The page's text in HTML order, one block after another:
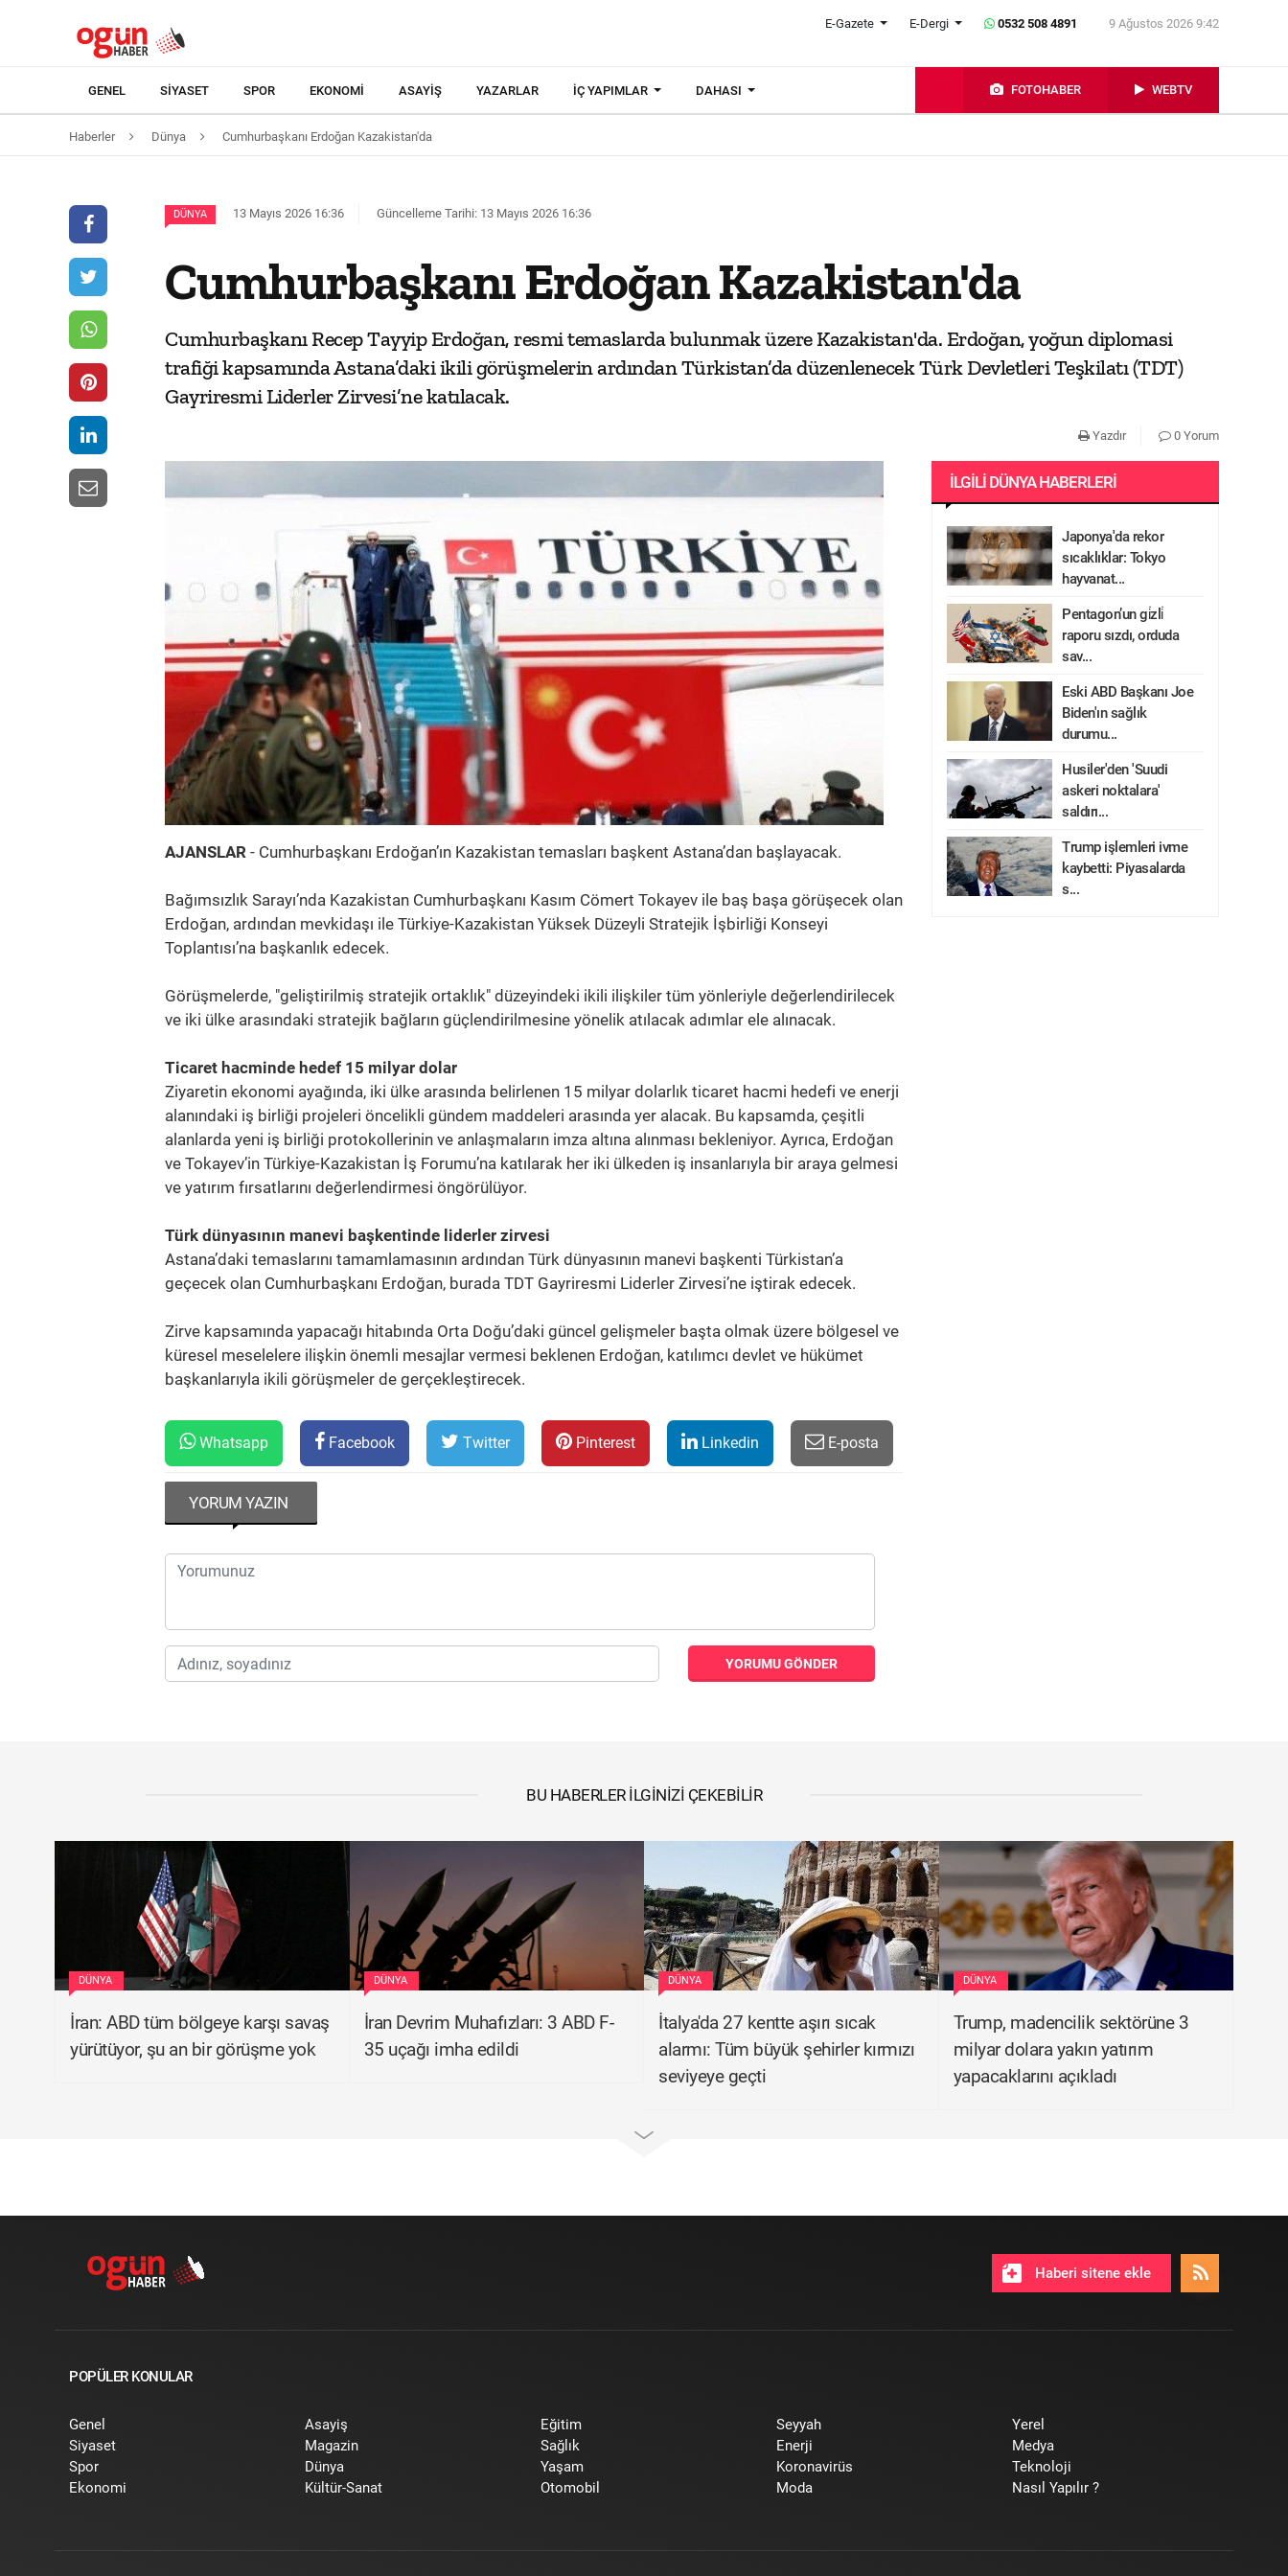
E-Gazete E-Dergi 0532 508 4891 9 Ağustos 2026 9:42
GENEL SIYASET SPOR EKONOMI ASAYIŞ YAZARLAR İÇ YAPIMLAR DAHASI FOTOHABER WEBTV
Haberler Dünya Cumhurbaşkanı Erdoğan Kazakistan'da
DÜNYA 13 Mayıs 2026 16:36 Güncelleme Tarihi: 13 Mayıs 2026 16:36
Cumhurbaşkanı Erdoğan Kazakistan'da
Cumhurbaşkanı Recep Tayyip Erdoğan, resmi temaslarda bulunmak üzere Kazakistan'da. Erdoğan, yoğun diplomasi
trafiği kapsamında Astana’daki ikili görüşmelerin ardından Türkistan’da düzenlenecek Türk Devletleri Teşkilatı (TDT)
Gayriresmi Liderler Zirvesi’ne katılacak.
Yazdır 0 Yorum
AJANSLAR - Cumhurbaşkanı Erdoğan’ın Kazakistan temasları başkent Astana’dan başlayacak.
Bağımsızlık Sarayı’nda Kazakistan Cumhurbaşkanı Kasım Cömert Tokayev ile baş başa görüşecek olan
Erdoğan, ardından mevkidaşı ile Türkiye-Kazakistan Yüksek Düzeyli Stratejik İşbirliği Konseyi
Toplantısı’na başkanlık edecek.
Görüşmelerde, "geliştirilmiş stratejik ortaklık" düzeyindeki ikili ilişkiler tüm yönleriyle değerlendirilecek
ve iki ülke arasındaki stratejik bağların güçlendirilmesine yönelik atılacak adımlar ele alınacak.
Ticaret hacminde hedef 15 milyar dolar
Ziyaretin ekonomi ayağında, iki ülke arasında belirlenen 15 milyar dolarlık ticaret hacmi hedefi ve enerji
alanındaki iş birliği projeleri öncelikli gündem maddeleri arasında yer alacak. Bu kapsamda, çeşitli
alanlarda yeni iş birliği protokollerinin ve anlaşmaların imza altına alınması bekleniyor. Ayrıca, Erdoğan
ve Tokayev’in Türkiye-Kazakistan İş Forumu’na katılarak her iki ülkeden iş insanlarıyla bir araya gelmesi
ve yatırım fırsatlarını değerlendirmesi öngörülüyor.
Türk dünyasının manevi başkentinde liderler zirvesi
Astana’daki temaslarını tamamlamasının ardından Türk dünyasının manevi başkenti Türkistan’a
geçecek olan Cumhurbaşkanı Erdoğan, burada TDT Gayriresmi Liderler Zirvesi’ne iştirak edecek.
Zirve kapsamında yapacağı hitabında Orta Doğu’daki güncel gelişmeler başta olmak üzere bölgesel ve
küresel meselelere ilişkin önemli mesajlar vermesi beklenen Erdoğan, katılımcı devlet ve hükümet
başkanlarıyla ikili görüşmeler de gerçekleştirecek.
Whatsapp Facebook Twitter Pinterest Linkedin E-posta
YORUM YAZIN
YORUMU GÖNDER
İLGILI DÜNYA HABERLERI
Japonya'da rekor
sıcaklıklar: Tokyo
hayvanat...
Pentagon’un gi̇zli̇
raporu sızdı, orduda
sav...
Eski ABD Başkanı Joe
Biden'ın sağlık
durumu...
Husiler'den 'Suudi
askeri noktalara'
saldırı...
Trump işlemleri ivme
kaybetti: Piyasalarda
s...
BU HABERLER İLGINIZI ÇEKEBILIR
DÜNYA
İran: ABD tüm bölgeye karşı savaş
yürütüyor, şu an bir görüşme yok
DÜNYA
İran Devrim Muhafızları: 3 ABD F-
35 uçağı imha edildi
DÜNYA
İtalya'da 27 kentte aşırı sıcak
alarmı: Tüm büyük şehirler kırmızı
seviyeye geçti
DÜNYA
Trump, madencilik sektörüne 3
milyar dolara yakın yatırım
yapacaklarını açıkladı
Haberi sitene ekle
POPÜLER KONULAR
Genel
Siyaset
Spor
Ekonomi
Asayiş
Magazin
Dünya
Kültür-Sanat
Eğitim
Sağlık
Yaşam
Otomobil
Seyyah
Enerji
Koronavirüs
Moda
Yerel
Medya
Teknoloji
Nasıl Yapılır ?